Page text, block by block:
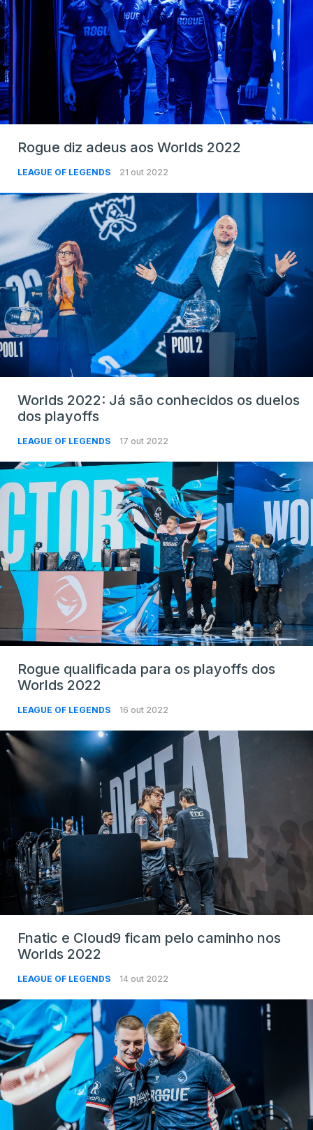
Rogue diz adeus aos Worlds 2022
LEAGUE OF LEGENDS 21 out 2022
Worlds 2022: Já são conhecidos os duelos
dos playoffs
LEAGUE OF LEGENDS 17 out 2022
Rogue qualificada para os playoffs dos
Worlds 2022
LEAGUE OF LEGENDS 16 out 2022
Fnatic e Cloud9 ficam pelo caminho nos
Worlds 2022
LEAGUE OF LEGENDS 14 out 2022